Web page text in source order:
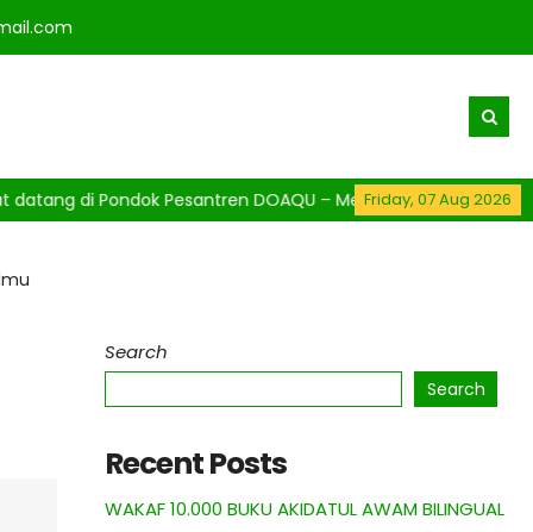
Friday, 07 Aug 2026
di Pondok Pesantren DOAQU – Mencetak Generasi Qur’ani,
Search
Search
Recent Posts
WAKAF 10.000 BUKU AKIDATUL AWAM BILINGUAL